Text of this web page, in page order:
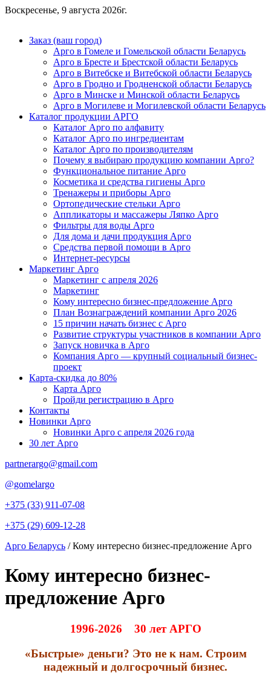
Воскресенье, 9 августа 2026г.
Заказ (ваш город)
Арго в Гомеле и Гомельской области Беларусь
Арго в Бресте и Брестской области Беларусь
Арго в Витебске и Витебской области Беларусь
Арго в Гродно и Гродненской области Беларусь
Арго в Минске и Минской области Беларусь
Арго в Могилеве и Могилевской области Беларусь
Каталог продукции АРГО
Каталог Арго по алфавиту
Каталог Арго по ингредиентам
Каталог Арго по производителям
Почему я выбираю продукцию компании Арго?
Функциональное питание Арго
Косметика и средства гигиены Арго
Тренажеры и приборы Арго
Ортопедические стельки Арго
Аппликаторы и массажеры Ляпко Арго
Фильтры для воды Арго
Для дома и дачи продукция Арго
Средства первой помощи в Арго
Интернет-ресурсы
Маркетинг Арго
Маркетинг с апреля 2026
Маркетинг
Кому интересно бизнес-предложение Арго
План Вознаграждений компании Арго 2026
15 причин начать бизнес с Арго
Развитие структуры участников в компании Арго
Запуск новичка в Арго
Компания Арго — крупный социальный бизнес-
проект
Карта-скидка до 80%
Карта Арго
Пройди регистрацию в Арго
Контакты
Новинки Арго
Новинки Арго с апреля 2026 года
30 лет Арго
partnerargo@gmail.com
@gomelargo
+375 (33) 911-07-08
+375 (29) 609-12-28
Арго Беларусь /Кому интересно бизнес-предложение Арго
Кому интересно бизнес-
предложение Арго
1996-2026 30 лет АРГО
«Быстрые» деньги? Это не к нам. Строим
надежный и долгосрочный бизнес.